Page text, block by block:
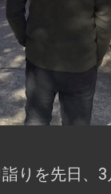
りを先日、